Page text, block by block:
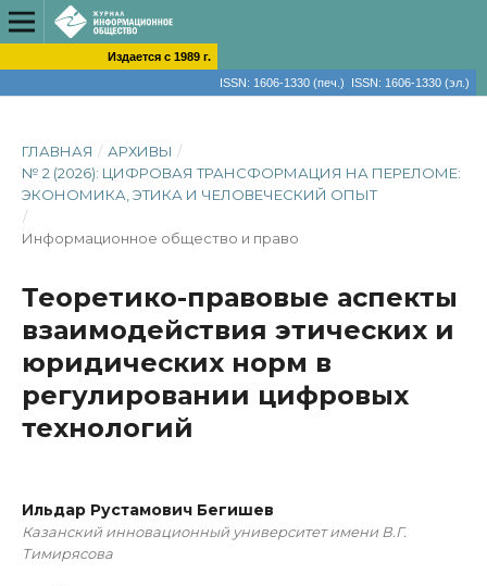
Издается с 1989 г.
ISSN: 1606-1330 (печ.) ISSN: 1606-1330 (эл.)
ГЛАВНАЯ / АРХИВЫ /
№ 2 (2026): ЦИФРОВАЯ ТРАНСФОРМАЦИЯ НА ПЕРЕЛОМЕ:
ЭКОНОМИКА, ЭТИКА И ЧЕЛОВЕЧЕСКИЙ ОПЫТ
/
Информационное общество и право
Теоретико-правовые аспекты
взаимодействия этических и
юридических норм в
регулировании цифровых
технологий
Ильдар Рустамович Бегишев
Казанский инновационный университет имени В.Г.
Тимирясова